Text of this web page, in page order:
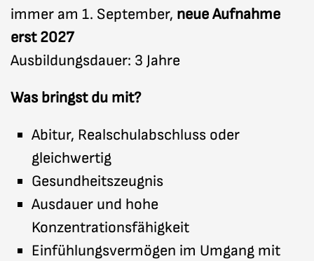
immer am 1. September, neue Aufnahme
erst 2027
Ausbildungsdauer: 3 Jahre
Was bringst du mit?
Abitur, Realschulabschluss oder
gleichwertig
Gesundheitszeugnis
Ausdauer und hohe
Konzentrationsfähigkeit
Einfühlungsvermögen im Umgang mit